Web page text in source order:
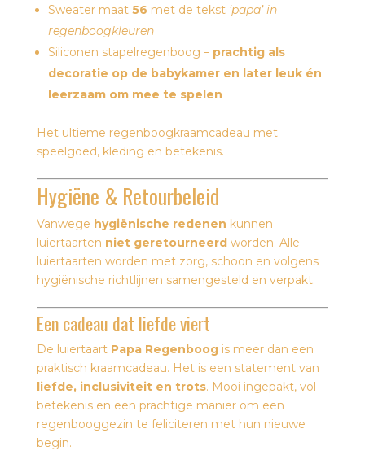
Sweater maat 56 met de tekst ‘papa’ in
regenboogkleuren
Siliconen stapelregenboog – prachtig als
decoratie op de babykamer en later leuk én
leerzaam om mee te spelen
Het ultieme regenboogkraamcadeau met
speelgoed, kleding en betekenis.
Hygiëne & Retourbeleid
Vanwege hygiënische redenen kunnen
luiertaarten niet geretourneerdworden. Alle
luiertaarten worden met zorg, schoon en volgens
hygiënische richtlijnen samengesteld en verpakt.
Een cadeau dat liefde viert
De luiertaart Papa Regenboogis meer dan een
praktisch kraamcadeau. Het is een statement van
liefde, inclusiviteit en trots. Mooi ingepakt, vol
betekenis en een prachtige manier om een
regenbooggezin te feliciteren met hun nieuwe
begin.